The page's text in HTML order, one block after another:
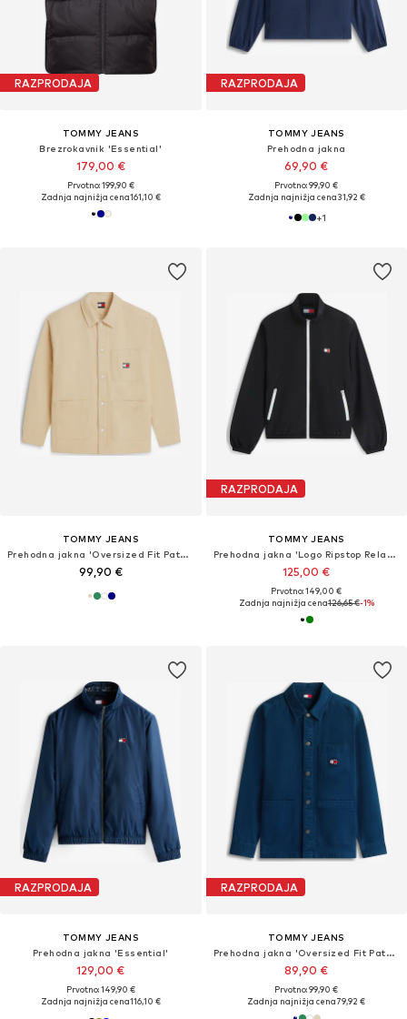
RAZPRODAJA
TOMMY JEANS
Brezrokavnik 'Essential'
179,00 €
Prvotno: 199,90 €
Zadnja najnižja cena161,10 €
RAZPRODAJA
TOMMY JEANS
Prehodna jakna
69,90 €
Prvotno: 99,90 €
Zadnja najnižja cena31,92 €
+1
TOMMY JEANS
Prehodna jakna 'Oversized Fit Patch Pocket'
99,90 €
RAZPRODAJA
TOMMY JEANS
Prehodna jakna 'Logo Ripstop Relaxed'
125,00 €
Prvotno: 149,00 €
Zadnja najnižja cena126,65 €-1%
RAZPRODAJA
TOMMY JEANS
Prehodna jakna 'Essential'
129,00 €
Prvotno: 149,90 €
Zadnja najnižja cena116,10 €
RAZPRODAJA
TOMMY JEANS
Prehodna jakna 'Oversized Fit Patch Pocket'
89,90 €
Prvotno: 99,90 €
Zadnja najnižja cena79,92 €